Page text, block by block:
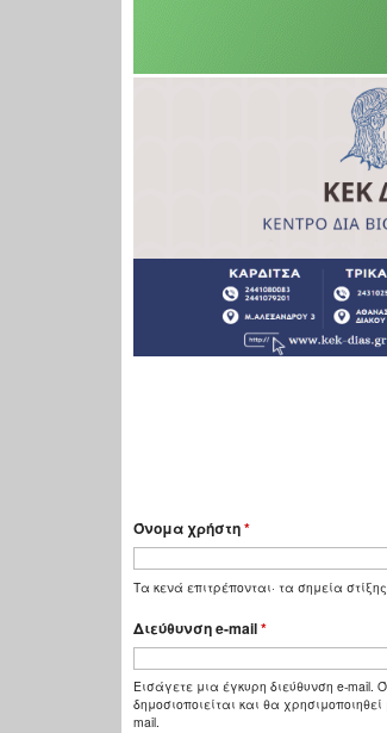
Όνομα χρήστη*
Τα κενά επιτρέπονται· τα σημεία
Διεύθυνση e-mail*
Εισάγετε μια έγκυρη διεύθυνση e-
δημοσιοποιείται και θα
mail.